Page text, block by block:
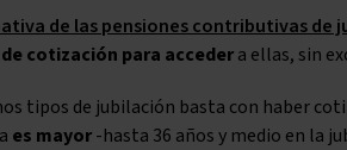
de las pensiones contributivas de
cotización para accedera ellas, sin
tipos de jubilación basta con haber
es mayor-hasta 36 años y medio en la